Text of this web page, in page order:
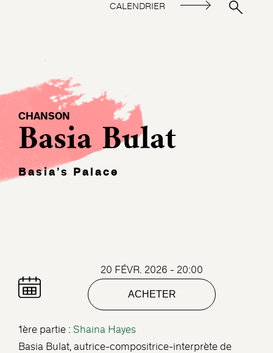
CALENDRIER
CHANSON
Basia Bulat
Basia’s Palace
20 FÉVR. 2026 - 20:00
ACHETER
1ère partie : Shaina Hayes
Basia Bulat, autrice-compositrice-interprète de